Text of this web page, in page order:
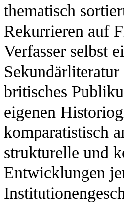
thematisch
Rekurrieren auf
Verfasser selbst
britisches
eigenen
komparatistisch
strukturelle und
Entwicklungen